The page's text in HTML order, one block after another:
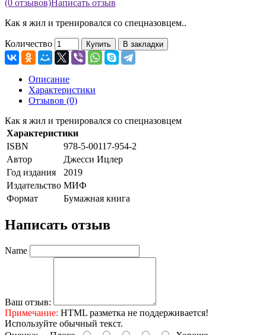
(0 отзывов)Написать отзыв
Как я жил и тренировался со спецназовцем..
Количество Купить В закладки
Описание
Характеристики
Отзывов (0)
Как я жил и тренировался со спецназовцем
Характеристики
ISBN
978-5-00117-954-2
Автор
Джесси Ицлер
Год издания
2019
Издательство МИФ
Формат
Бумажная книга
Написать отзыв
Name
Ваш отзыв:
Примечание: HTML разметка не поддерживается!
Используйте обычный текст.